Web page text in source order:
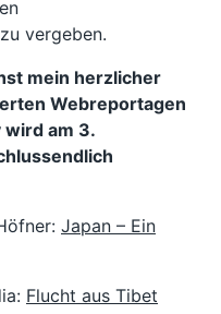
vergeben.
mein herzlicher
Webreportagen
wird am 3.
Japan – Ein
Flucht aus Tibet